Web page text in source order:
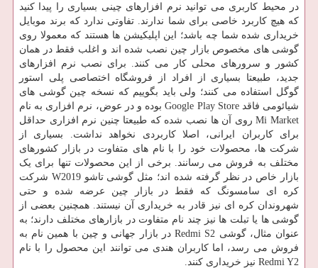
در محیط کاربری می‌ توانید نرم افزارهای چینی بسیاری را پیدا کنید
که هیچ کاربرد خاصی برای شما ندارند. تفاوتی ندارد که برند موبایل
خریداری شده شما چه باشد؛ این اپلیکیشن ها هستند که معمولا روی
گوشی های مخصوص بازار چین نصب شده‌ اند و اغلب فقط در همان
کشور و سرورهای محلی کار می ‌کنند. برای نصب نرم افزارهای
جدید، طبیعتا بسیاری از افراد از فروشگاه اختصاصی پلی استور
گوگل استفاده می‌ کنند؛ ولی باید بگوییم که نسخه چین گوشی های
شیائومی فاقد Google Play Store بوده و در عوض، نرم افزاری به نام
Mi Market روی آن ها نصب شده که طبیعتا چنین نرم افزاری حداقل
برای کاربران ایرانی، اصلا کاربردی نخواهد نداشت. بسیاری از
شرکت ‌ها، محصولات خود را با نام‌ های متفاوت در بازار کشورهای
مختلف به فروش می ‌رسانند. برخی از این محصولات تنها برای یک
بازار خاص در نظر گرفته شده ‌اند؛ مثل گوشی تاشو W2019 شرکت
کره ‌ای سامسونگ که فقط در بازار چین عرضه شده و حتی
شهروندان کره ‌ای نیز قادر به خریداری آن نیستند. همچنین بعضی از
گوشی ها یا تبلت ها نیز چند نام متفاوت در بازارهای مختلف دارند؛ به
عنوان مثال، گوشی Redmi S2 در بازار جهانی و چین با همین نام به
فروش می‌ رسد، اما کاربران هندی می‌ توانند این محصول را با نام
Redmi Y2 نیز خریداری کنند.